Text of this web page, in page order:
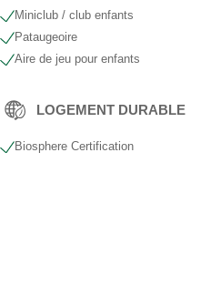
Miniclub / club enfants
Pataugeoire
Aire de jeu pour enfants
LOGEMENT DURABLE
Biosphere Certification